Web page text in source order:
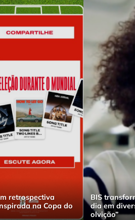
retrospectiva
na Copa do
BIS
dia em
olvição”